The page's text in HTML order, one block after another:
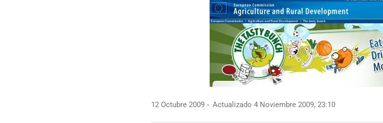
MAIL
12 Octubre 2009 Actualizado 4 Noviembre 2009, 23:10